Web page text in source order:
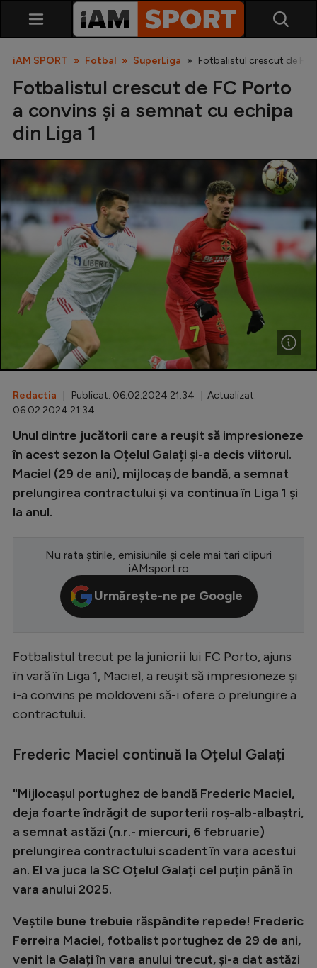
SuperLiga
Liga 2
Cupa României
Echipa Națională
U21
Fotbal feminin
Special
Diverse
Inedit
Champions League
Conference League
CM 2026
Premier League
Serie A
Bundesliga
Starurile fotbalului
EURO 2024
Stranieri
Clasamente
Tenis
Handbal
iAM SPORT Fotbal SuperLiga Fotbalistul crescut de FC
Fotbalistul crescut de FC Porto
a convins și a semnat cu echipa
din Liga 1
Redactia | Publicat: 06.02.2024 21:34 | Actualizat:
06.02.2024 21:34
Unul dintre jucătorii care a reușit să impresioneze
în acest sezon la Oțelul Galați și-a decis viitorul.
Maciel (29 de ani), mijlocaș de bandă, a semnat
prelungirea contractului și va continua în Liga 1 și
la anul.
Nu rata știrile, emisiunile și cele mai tari clipuri
iAMsport.ro
Urmărește-ne pe Google
Fotbalistul trecut pe la juniorii lui FC Porto, ajuns
în vară în Liga 1, Maciel, a reușit să impresioneze și
i-a convins pe moldoveni să-i ofere o prelungire a
contractului.
Frederic Maciel continuă la Oțelul Galați
"Mijlocașul portughez de bandă Frederic Maciel,
deja foarte îndrăgit de suporterii roș-alb-albaștri,
a semnat astăzi (n.r.- miercuri, 6 februarie)
prelungirea contractului scadent în vara acestui
an. El va juca la SC Oțelul Galați cel puțin până în
vara anului 2025.
Veștile bune trebuie răspândite repede! Frederic
Ferreira Maciel, fotbalist portughez de 29 de ani,
venit la Galați în vara anului trecut, și-a dat astăzi